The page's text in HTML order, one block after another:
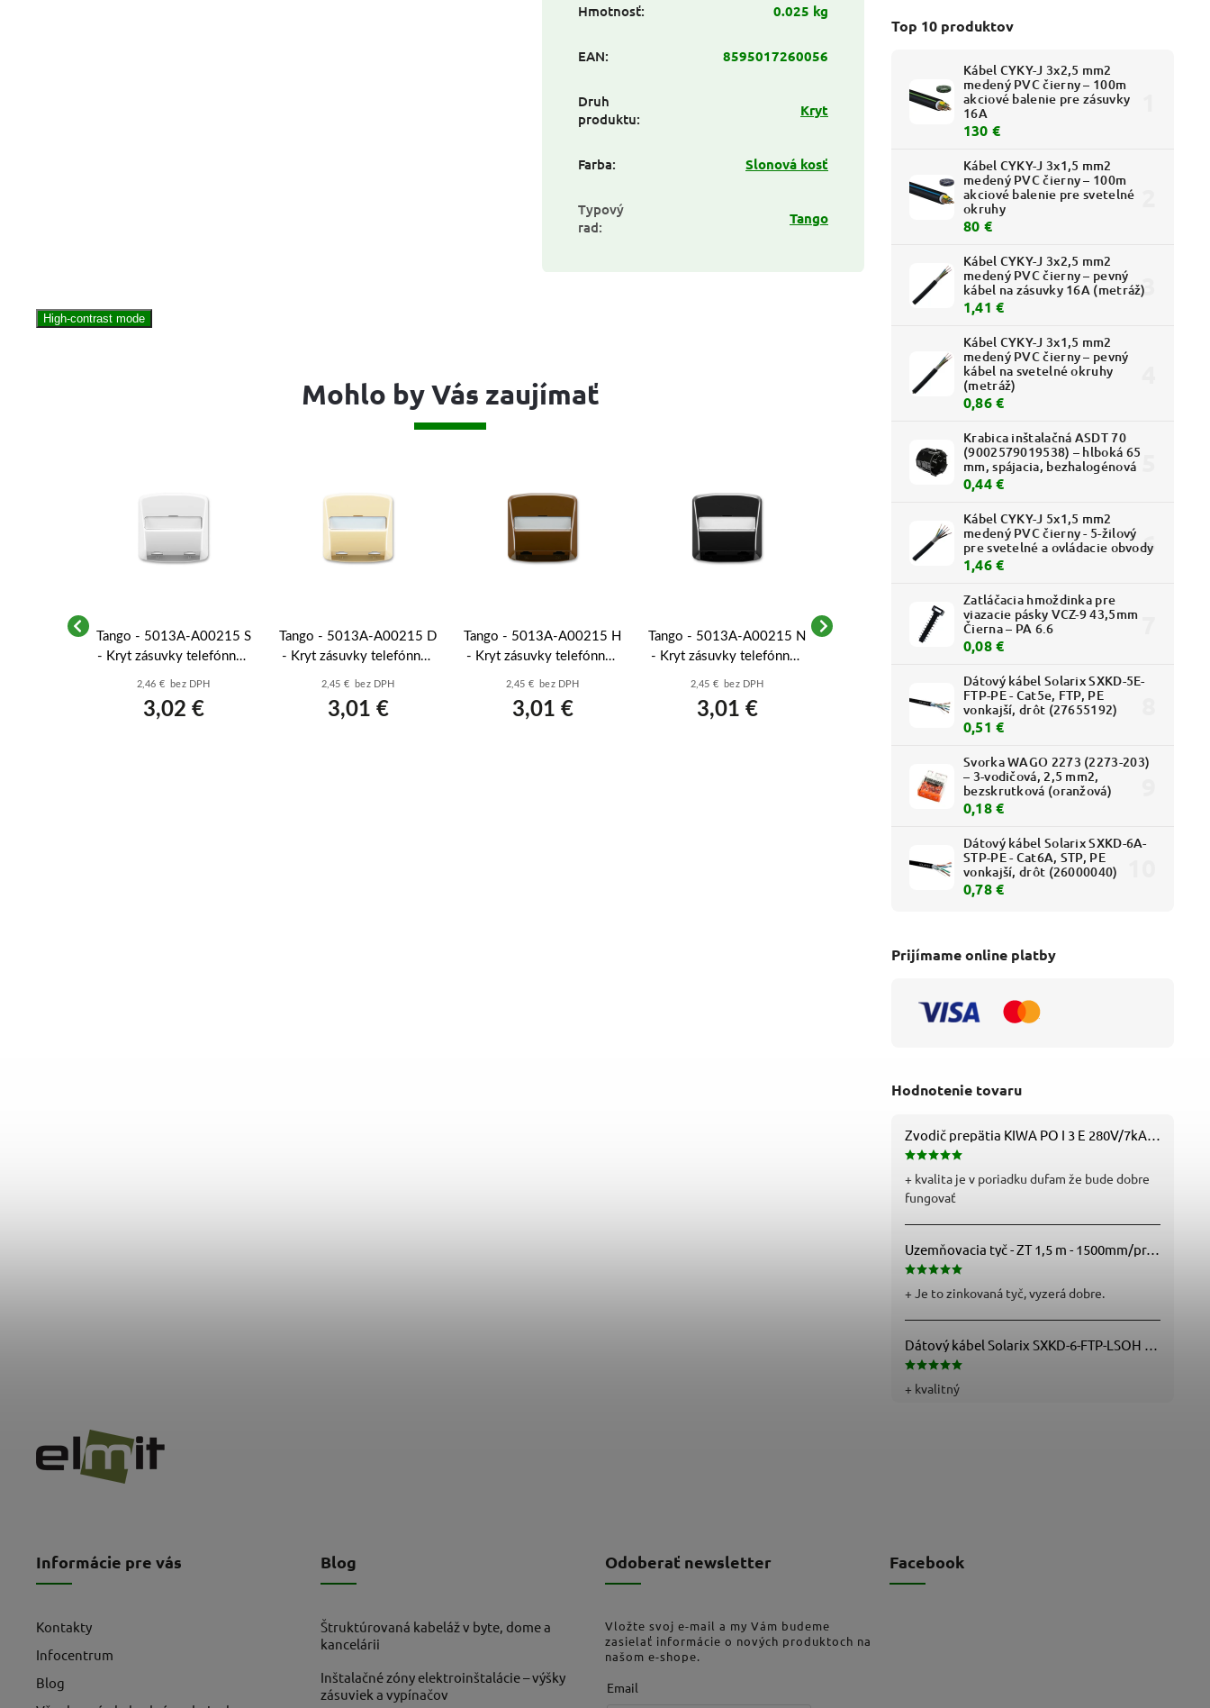
Top 10 produktov
Kábel CYKY-J 3x2,5 mm2
medený PVC čierny – 100m
akciové balenie pre zásuvky
16A
130 €
Kábel CYKY-J 3x1,5 mm2
medený PVC čierny – 100m
akciové balenie pre svetelné
okruhy
80 €
Kábel CYKY-J 3x2,5 mm2
medený PVC čierny – pevný
kábel na zásuvky 16A (metráž)
1,41 €
Kábel CYKY-J 3x1,5 mm2
medený PVC čierny – pevný
kábel na svetelné okruhy
(metráž)
0,86 €
Krabica inštalačná ASDT 70
(9002579019538) – hlboká 65
mm, spájacia, bezhalogénová
0,44 €
Kábel CYKY-J 5x1,5 mm2
medený PVC čierny - 5-žilový
pre svetelné a ovládacie obvody
1,46 €
Zatláčacia hmoždinka pre
viazacie pásky VCZ-9 43,5mm
Čierna – PA 6.6
0,08 €
Dátový kábel Solarix SXKD-5E-
FTP-PE - Cat5e, FTP, PE
vonkajší, drôt (27655192)
0,51 €
Svorka WAGO 2273 (2273-203)
– 3-vodičová, 2,5 mm2,
bezskrutková (oranžová)
0,18 €
Dátový kábel Solarix SXKD-6A-
STP-PE - Cat6A, STP, PE
vonkajší, drôt (26000040)
0,78 €
Prijímame online platby
Hodnotenie tovaru
+ kvalita je v poriadku dufam že bude dobre
fungovať
Uzemňovacia tyč - ZT 1,5 m - 1500mm/pr.25mm - Fe/Zn - f712112
+ Je to zinkovaná tyč, vyzerá dobre.
+ kvalitný
Hmotnosť: 0.025 kg
EAN: 8595017260056
Druh
produktu: Kryt
Farba: Slonová kosť
Typový
rad: Tango
High-contrast mode
Mohlo by Vás zaujímať
Tango - 5013A-A00215 S
- Kryt zásuvky telefónnej,
2,46 € bez DPH
3,02 €
Tango - 5013A-A00215 D
- Kryt zásuvky telefónnej,
2,45 € bez DPH
3,01 €
Tango - 5013A-A00215 H
- Kryt zásuvky telefónnej,
2,45 € bez DPH
3,01 €
Tango - 5013A-A00215 N
- Kryt zásuvky telefónnej,
2,45 € bez DPH
3,01 €
Tango - 5013A-A00252 C
- Kryt zásuvky ISDN,
dvojnás.; slonová kosť
2,90 €
Tango - 5013A-A00215
telefónnej, dvojnás.;
dymová šedá
2,23 € bez DPH
2,74 €
Informácie pre vás
Kontakty
Infocentrum
Blog
Blog
Štruktúrovaná kabeláž v byte, dome a
kancelárii
Inštalačné zóny elektroinštalácie – výšky
zásuviek a vypínačov
Odoberať newsletter
Vložte svoj e-mail a my Vám budeme
zasielať informácie o nových produktoch na
našom e-shope.
Email
Facebook